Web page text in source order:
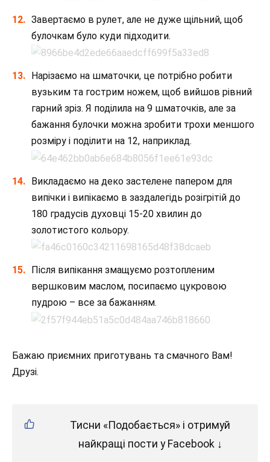
Завертаємо в рулет, але не дуже щільний, щоб
булочкам було куди підходити.
Нарізаємо на шматочки, це потрібно робити
вузьким та гострим ножем, щоб вийшов рівний
гарний зріз. Я поділила на 9 шматочків, але за
бажання булочки можна зробити трохи меншого
розміру і поділити на 12, наприклад.
Викладаємо на деко застелене папером для
випічки і випікаємо в заздалегідь розігрітій до
180 градусів духовці 15-20 хвилин до
золотистого кольору.
Після випікання змащуємо розтопленим
вершковим маслом, посипаємо цукровою
пудрою – все за бажанням.
Бажаю приємних приготувань та смачного Вам!
Друзі.
Тисни «Подобається» і отримуй
найкращі пости у Facebook ↓